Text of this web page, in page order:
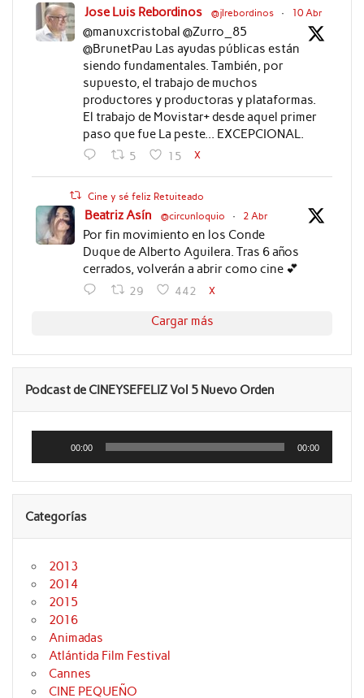
Jose Luis Rebordinos @jlrebordinos · 10 Abr
@manuxcristobal @Zurro_85
@BrunetPau Las ayudas públicas están
siendo fundamentales. También, por
supuesto, el trabajo de muchos
productores y productoras y plataformas.
El trabajo de Movistar+ desde aquel primer
paso que fue La peste... EXCEPCIONAL.
5 15 X
Cine y sé feliz Retuiteado
Beatriz Asín @circunloquio · 2 Abr
Por fin movimiento en los Conde
Duque de Alberto Aguilera. Tras 6 años
cerrados, volverán a abrir como cine 💕
29 442 X
Cargar más
Podcast de CINEYSEFELIZ Vol 5 Nuevo Orden
Reproductor
00:00 00:00
Categorías
2013
2014
2015
2016
Animadas
Atlántida Film Festival
Cannes
CINE PEQUEÑO